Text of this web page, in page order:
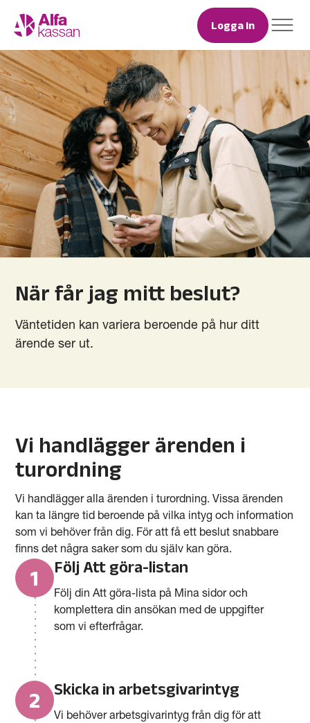
Logga in
När får jag mitt beslut?
Väntetiden kan variera beroende på hur ditt
ärende ser ut.
Vi handlägger ärenden i
turordning
Vi handlägger alla ärenden i turordning. Vissa ärenden
kan ta längre tid beroende på vilka intyg och information
som vi behöver från dig. För att få ett beslut snabbare
finns det några saker som du själv kan göra.
1 Följ Att göra-listan
Följ din Att göra-lista på Mina sidor och
komplettera din ansökan med de uppgifter
som vi efterfrågar.
2 Skicka in arbetsgivarintyg
Vi behöver arbetsgivarintyg från dig för att